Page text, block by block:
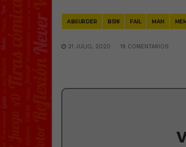
ABSURDER BS18 FAIL MAN
21 JULIO, 2020 18 COMENTARIOS